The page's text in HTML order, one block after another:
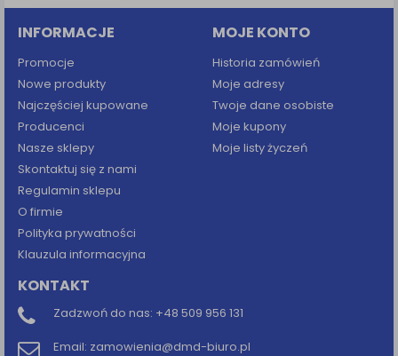
INFORMACJE
Promocje
Nowe produkty
Najczęściej kupowane
Producenci
Nasze sklepy
Skontaktuj się z nami
Regulamin sklepu
O firmie
Polityka prywatności
Klauzula informacyjna
MOJE KONTO
Historia zamówień
Moje adresy
Twoje dane osobiste
Moje kupony
Moje listy życzeń
KONTAKT
Zadzwoń do nas: +48 509 956 131
Email: zamowienia@dmd-biuro.pl